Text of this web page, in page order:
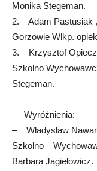
Monika Stegeman.
2. Adam Pastusiak ,
Gorzowie Wlkp.
3. Krzysztof
Szkolno
Stegeman.
Wyróżnienia:
– Władysław
Szkolno –
Barbara Jagiełowicz.